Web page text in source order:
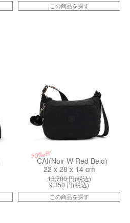
この商品を探す
50%off
CAI(Noir W Red Beig)
22 x 28 x 14 cm
18,700円(税込)
9,350 円(税込)
この商品を探す